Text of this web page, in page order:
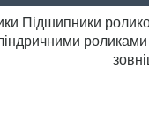
Підшипники
роликами